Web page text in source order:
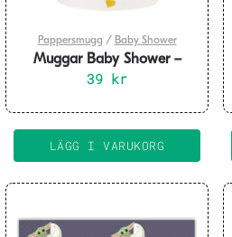
Pappersmugg / Baby Shower
Muggar Baby Shower –
Baby Girl 10-pack
39 kr
LÄGG I VARUKORG